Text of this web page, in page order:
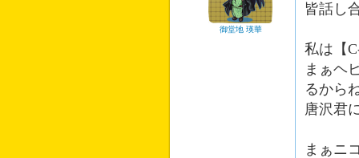
御堂地 瑛華
皆話し
私は【
まぁヘ
るから
唐沢君
まぁニ